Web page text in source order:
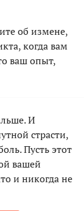
об измене,
когда вам
ваш опыт,
И
страсти,
Пусть этот
вашей
и никогда не